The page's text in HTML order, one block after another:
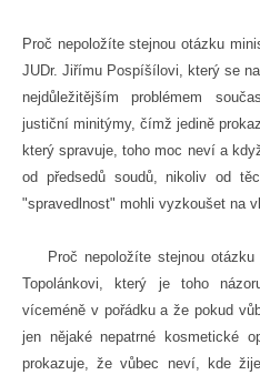
Proč nepoložíte stejnou otázku
JUDr. Jiřímu Pospíšílovi, který se
nejdůležitějším problémem
justiční minitýmy, čímž jedině
který spravuje, toho moc neví a
od předsedů soudů, nikoliv od
"spravedlnost" mohli vyzkoušet na
Proč nepoložíte stejnou otázku
Topolánkovi, který je toho
víceméně v pořádku a že pokud
jen nějaké nepatrné kosmetické
prokazuje, že vůbec neví, kde